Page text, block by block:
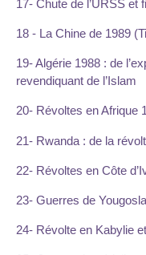
17- Chute de l’URSS et
18 - La Chine de 1989
19- Algérie 1988 : de
revendiquant de l’Islam
20- Révoltes en Afrique
21- Rwanda : de la
22- Révoltes en Côte
23- Guerres de
24- Révolte en Kabylie